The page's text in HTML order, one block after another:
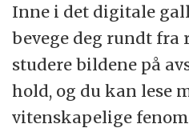
Inne i det digitale
bevege deg rundt fra
studere bildene på
hold, og du kan lese
vitenskapelige